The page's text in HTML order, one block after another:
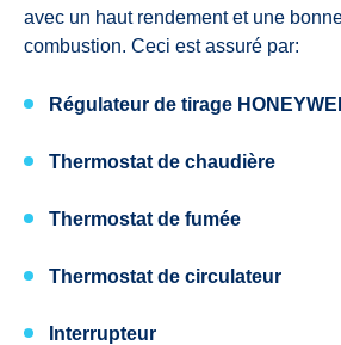
avec un haut rendement et une
combustion. Ceci est assuré par:
Régulateur de tirage
Thermostat de chaudière
Thermostat de fumée
Thermostat de circulateur
Interrupteur